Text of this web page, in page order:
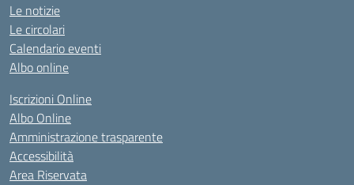
Le notizie
Le circolari
Calendario eventi
Albo online
Iscrizioni Online
Albo Online
Amministrazione trasparente
Accessibilità
Area Riservata